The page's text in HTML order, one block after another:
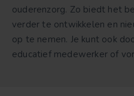
ouderenzorg. Zo biedt het
verder te ontwikkelen en
op te nemen. Je kunt ook
educatief medewerker of